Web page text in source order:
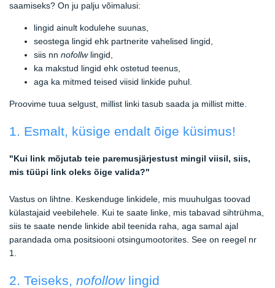
saamiseks? On ju palju võimalusi:
lingid ainult kodulehe suunas,
seostega lingid ehk partnerite vahelised lingid,
siis nn nofollwlingid,
ka makstud lingid ehk ostetud teenus,
aga ka mitmed teised viisid linkide puhul.
Proovime tuua selgust, millist linki tasub saada ja millist mitte.
1. Esmalt, küsige endalt õige küsimus!
"Kui link mõjutab teie paremusjärjestust mingil viisil, siis,
mis tüüpi link oleks õige valida?"
Vastus on lihtne. Keskenduge linkidele, mis muuhulgas toovad
külastajaid veebilehele. Kui te saate linke, mis tabavad sihtrühma,
siis te saate nende linkide abil teenida raha, aga samal ajal
parandada oma positsiooni otsingumootorites. See on reegel nr
1.
2. Teiseks, nofollowlingid